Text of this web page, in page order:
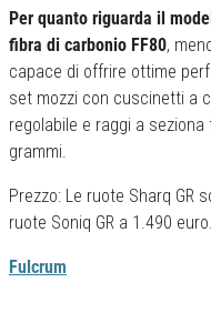
Per quanto riguarda il
fibra di carbonio FF80,
capace di offrire ottime
set mozzi con cuscinetti a
regolabile e raggi a
grammi.
Prezzo: Le ruote Sharq GR
ruote Soniq GR a 1.490 euro.
Fulcrum